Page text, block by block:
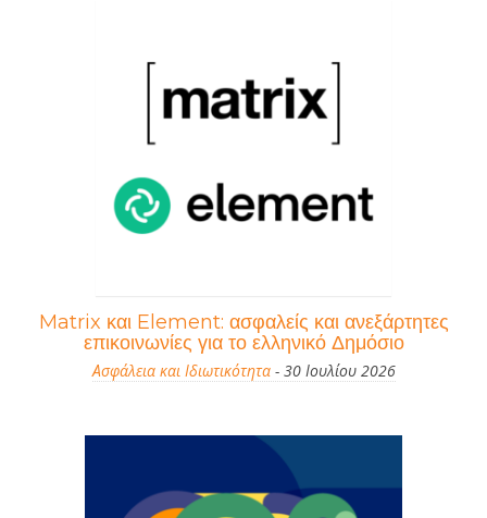
Matrix και Element: ασφαλείς και ανεξάρτητες
επικοινωνίες για το ελληνικό Δημόσιο
Ασφάλεια και Ιδιωτικότητα- 30 Ιουλίου 2026